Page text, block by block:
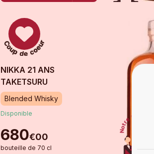
NIKKA 21 ANS
TAKETSURU
Blended Whisky
Disponible
680€00
bouteille de 70 cl